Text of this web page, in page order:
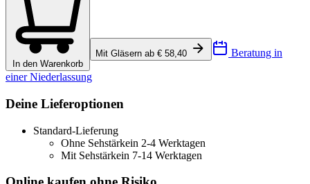
In den Warenkorb
Mit Gläsern ab € 58,40 Beratung in
einer Niederlassung
Deine Lieferoptionen
Standard-Lieferung
Ohne Sehstärkein 2-4 Werktagen
Mit Sehstärkein 7-14 Werktagen